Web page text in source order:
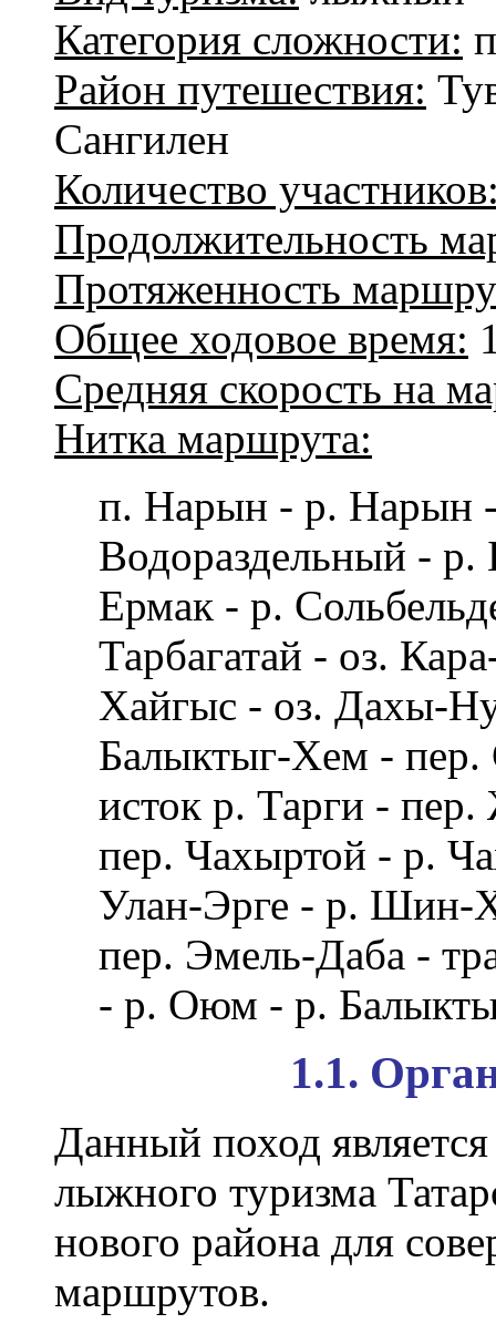
Категория сложности:
Район путешествия:
Сангилен
Количество
Продолжительность
Протяженность
Общее ходовое время:
Средняя скорость на
Нитка маршрута:
п. Нарын - р. Нарын
Водораздельный -
Ермак - р.
Тарбагатай - оз.
Хайгыс - оз. Дахы-
Балыктыг-Хем -
исток р. Тарги -
пер. Чахыртой - р.
Улан-Эрге - р. Шин-
пер. Эмель-Даба -
- р. Оюм - р.
1.1.
Данный поход
лыжного туризма
нового района для
маршрутов.